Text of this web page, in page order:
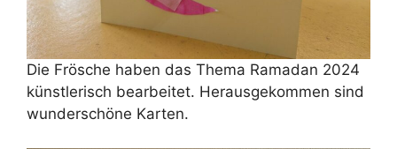
Die Frösche haben das Thema Ramadan 2024
künstlerisch bearbeitet. Herausgekommen sind
wunderschöne Karten.